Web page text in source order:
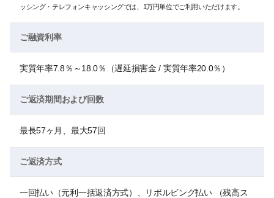
ッシング・テレフォンキャッシングでは、1万円単位でご利用いただけます。
ご融資利率
実質年率7.8％～18.0％（遅延損害金 / 実質年率20.0％）
ご返済期間および回数
最長57ヶ月、最大57回
ご返済方式
一回払い（元利一括返済方式）、リボルビング払い （残高ス